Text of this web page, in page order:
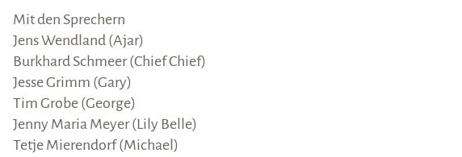
Mit den Sprechern
Jens Wendland (Ajar)
Burkhard Schmeer (Chief Chief)
Jesse Grimm (Gary)
Tim Grobe (George)
Jenny Maria Meyer (Lily Belle)
Tetje Mierendorf (Michael)